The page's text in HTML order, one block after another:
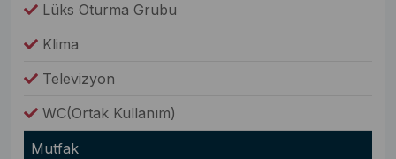
Lüks Oturma Grubu
Klima
Televizyon
WC(Ortak Kullanım)
Mutfak